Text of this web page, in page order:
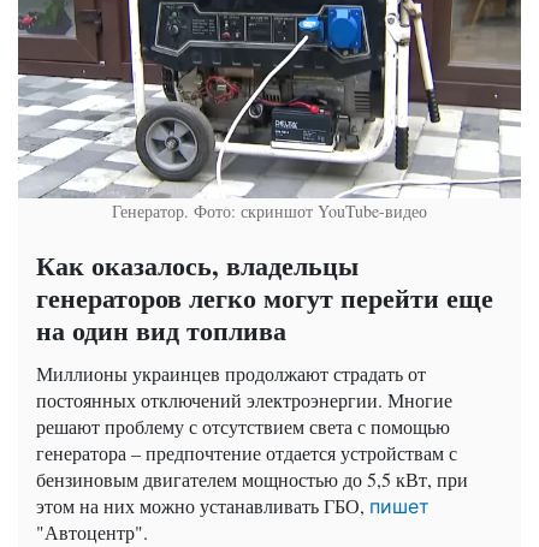
Генератор. Фото: скриншот YouTube-видео
Как оказалось, владельцы
генераторов легко могут перейти еще
на один вид топлива
Миллионы украинцев продолжают страдать от
постоянных отключений электроэнергии. Многие
решают проблему с отсутствием света с помощью
генератора – предпочтение отдается устройствам с
бензиновым двигателем мощностью до 5,5 кВт, при
этом на них можно устанавливать ГБО, пишет
"Автоцентр".